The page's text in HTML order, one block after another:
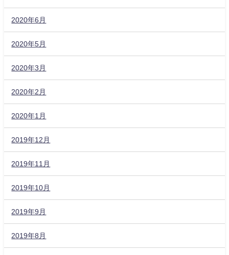
2020年6月
2020年5月
2020年3月
2020年2月
2020年1月
2019年12月
2019年11月
2019年10月
2019年9月
2019年8月